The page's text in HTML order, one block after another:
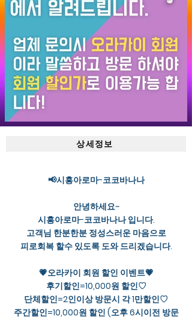
상세정보
📢시흥아로마-코코바나나
안녕하세요~
시흥아로마-코코바나나 입니다.
고객님 한분한분 정성스러운 마음으로
피로회복 할수 있도록 도와 드리겠습니다.
💗오라카이 회원 할인 이벤트💗
후기할인=10,000원 할인♡
단체할인=2인이상 방문시 각 1만할인♡
주간할인=10,000원 할인 (오후 6시이전 방문